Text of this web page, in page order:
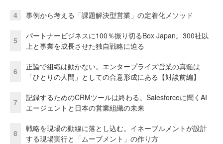
4 事例から考える「課題解決型営業」の定着化メソッド
5
パートナービジネスに100％振り切るBox Japan。300社以
上と事業を成長させた独自戦略に迫る
6
正論で組織は動かない。エンタープライズ営業の真髄は
「ひとりの人間」としての合意形成にある【対談前編】
7
記録するためのCRMツールは終わる。Salesforceに聞くAI
エージェントと日本の営業組織の未来
8
戦略を現場の動線に落とし込む。イネーブルメントが設計
する現場実行と「ムーブメント」の作り方